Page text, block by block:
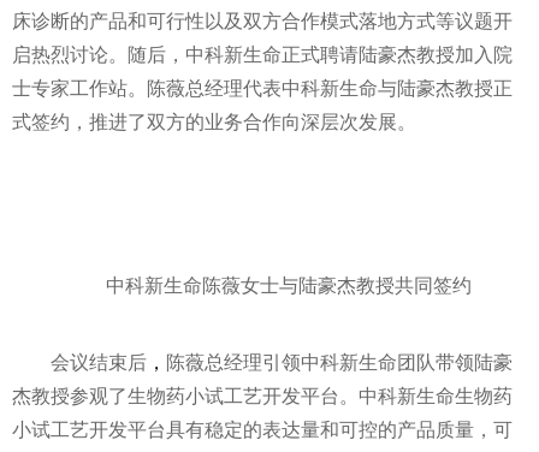
床诊断的产品和可行性 以及双方合作模式落地方式等议题开
启热烈讨论。随后，中科新生命正式聘请陆豪杰教授加入院
士专家工作站。陈薇总经理代表中科新生命与陆豪杰教授正
式签约，推进了双方的业务合作向深层次发展。
中科新生命陈薇女士与陆豪杰教授共同签约
会议结束后 ， 陈薇总经理引领中科新生命团队带领陆豪
杰教授参观了生物药小试工艺开发平台。中科新生命生物药
小试工艺开发平台具有稳定的表达量和可控的产品质量，可